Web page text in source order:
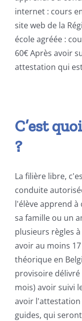
internet : cours
site web de la
école agréée :
60€ Après avoir
attestation qui
C’est
?
La filière libre,
conduite
l'élève apprend
sa famille ou un
plusieurs règles
avoir au moins
théorique en
provisoire
mois) avoir suivi
avoir l'attestation
guides, qui